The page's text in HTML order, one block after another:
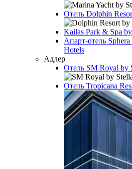
Отель Dolphin
Kailas Park & Spa
Апарт-отель
Hotels
Адлер
Отель SM Royal by
Отель Tropicana